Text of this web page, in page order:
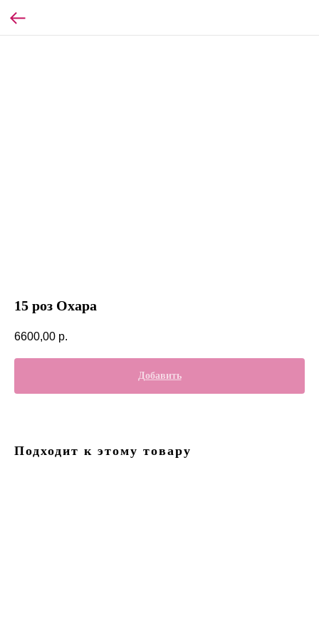
15 роз Охара
6600,00 р.
Добавить
Подходит к этому товару